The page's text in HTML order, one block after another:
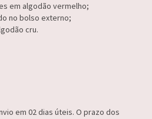
em algodão vermelho;
no bolso externo;
cru.
em 02 dias úteis. O prazo dos